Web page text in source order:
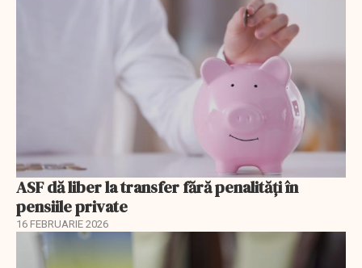
ASF dă liber la transfer fără penalități în
pensiile private
16 FEBRUARIE 2026